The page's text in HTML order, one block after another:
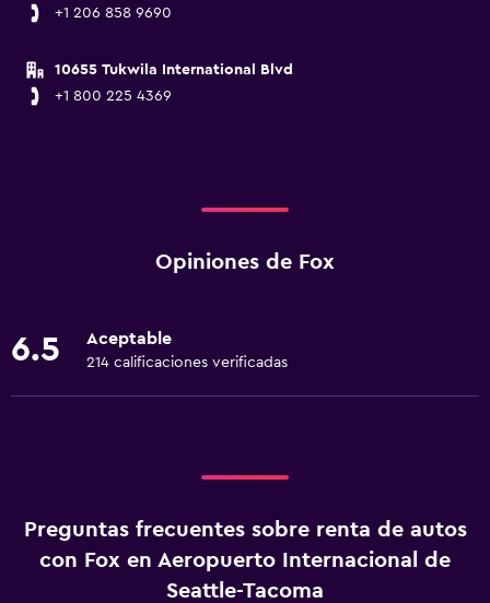
+1 206 858 9690
10655 Tukwila International Blvd
+1 800 225 4369
Opiniones de Fox
6.5 Aceptable
214 calificaciones verificadas
Preguntas frecuentes sobre renta de autos
con Fox en Aeropuerto Internacional de
Seattle-Tacoma